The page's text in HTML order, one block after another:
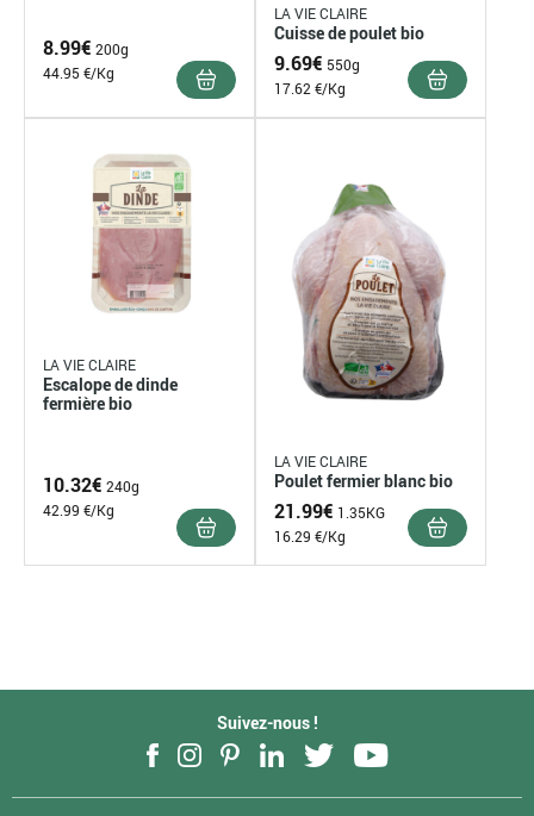
8.99€ 200g
44.95 €/Kg
LA VIE CLAIRE
Cuisse de poulet bio
9.69€ 550g
17.62 €/Kg
LA VIE CLAIRE
Escalope de dinde
fermière bio
10.32€ 240g
42.99 €/Kg
LA VIE CLAIRE
Poulet fermier blanc bio
21.99€ 1.35KG
16.29 €/Kg
Suivez-nous !
Facebook
Instagram
Pinterest
LinkedIn
TwitterYouTube